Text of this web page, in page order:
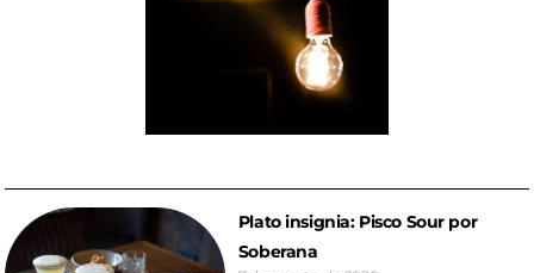
Plato insignia: Pisco Sour por
Soberana